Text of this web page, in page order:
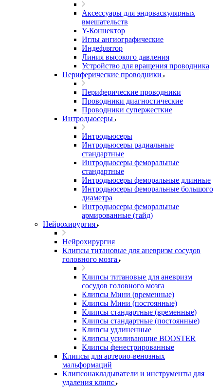
Аксессуары для эндоваскулярных
вмешательств
Y-Коннектор
Иглы ангиографические
Индефлятор
Линия высокого давления
Устройство для вращения проводника
Периферические проводники
Периферические проводники
Проводники диагностические
Проводники супержесткие
Интродьюсеры
Интродьюсеры
Интродьюсеры радиальные
стандартные
Интродьюсеры феморальные
стандартные
Интродьюсеры феморальные длинные
Интродьюсеры феморальные большого
диаметра
Интродьюсеры феморальные
армированные (гайд)
Нейрохирургия
Нейрохирургия
Клипсы титановые для аневризм сосудов
головного мозга
Клипсы титановые для аневризм
сосудов головного мозга
Клипсы Мини (временные)
Клипсы Мини (постоянные)
Клипсы стандартные (временные)
Клипсы стандартные (постоянные)
Клипсы удлиненные
Клипсы усиливающие BOOSTER
Клипсы фенестрированные
Клипсы для артерио-венозных
мальформаций
Клипсонакладыватели и инструменты для
удаления клипс